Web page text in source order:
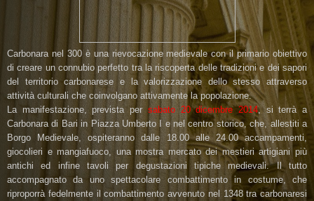
Carbonara nel 300 è una rievocazione medievale con il primario obiettivo
di creare un connubio perfetto tra la riscoperta delle tradizioni e dei sapori
del territorio carbonarese e la valorizzazione dello stesso attraverso
attività culturali che coinvolgano attivamente la popolazione.
La manifestazione, prevista per sabato 20 dicembre 2014, si terrà a
Carbonara di Bari in Piazza Umberto I e nel centro storico, che, allestiti a
Borgo Medievale, ospiteranno dalle 18.00 alle 24.00 accampamenti,
giocolieri e mangiafuoco, una mostra mercato dei mestieri artigiani più
antichi ed infine tavoli per degustazioni tipiche medievali. Il tutto
accompagnato da uno spettacolare combattimento in costume, che
riproporrà fedelmente il combattimento avvenuto nel 1348 tra carbonaresi